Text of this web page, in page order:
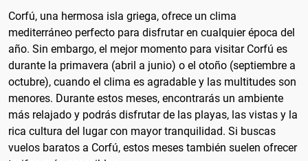
Corfú, una hermosa isla griega, ofrece un clima
mediterráneo perfecto para disfrutar en cualquier época del
año. Sin embargo, el mejor momento para visitar Corfú es
durante la primavera (abril a junio) o el otoño (septiembre a
octubre), cuando el clima es agradable y las multitudes son
menores. Durante estos meses, encontrarás un ambiente
más relajado y podrás disfrutar de las playas, las vistas y la
rica cultura del lugar con mayor tranquilidad. Si buscas
vuelos baratos a Corfú, estos meses también suelen ofrecer